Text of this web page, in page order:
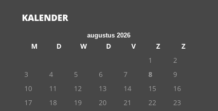
KALENDER
augustus 2026
M D W D V Z
Z
1
2
3
4 5 6 7 8
9
10
11 12 13 14 15
16
17
18 19 20 21 22
23